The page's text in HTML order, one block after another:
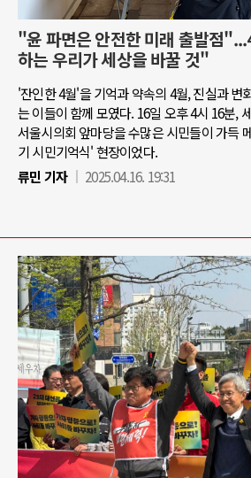
"윤 파면은 안전한 미래 출발점
하는 우리가 세상을 바꿀 것"
'잔인한 4월'을 기억과 약속의 4월, 진실과 변
는 이들이 함께 모였다. 16일 오후 4시 16분,
서울시의회 앞마당을 수많은 시민들이 가득
기 시민기억식' 현장이었다.
류민 기자
2025.04.16. 19:31